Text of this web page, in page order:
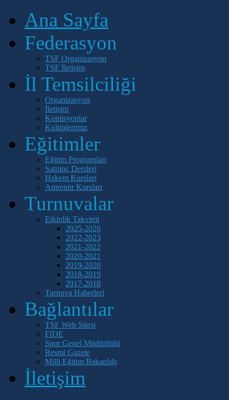
Ana Sayfa
Federasyon
TSF Organizasyon
TSF İletişim
İl Temsilciliği
Organizasyon
İletişim
Komisyonlar
Kulüplerimiz
Eğitimler
Eğitim Programları
Satranç Dersleri
Hakem Kursları
Antrenör Kursları
Turnuvalar
Etkinlik Takvimi
2025-2026
2022-2023
2021-2022
2020-2021
2019-2020
2018-2019
2017-2018
Turnuva Haberleri
Bağlantılar
TSF Web Sitesi
FIDE
Spor Genel Müdürlüğü
Resmi Gazete
Milli Eğitim Bakanlığı
İletişim